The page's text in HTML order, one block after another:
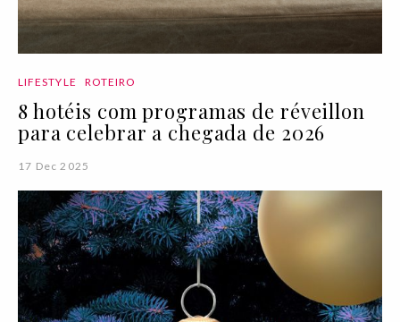
LIFESTYLE ROTEIRO
8 hotéis com programas de réveillon
para celebrar a chegada de 2026
17 Dec 2025